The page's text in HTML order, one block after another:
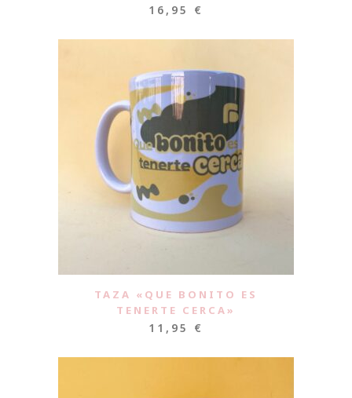
16,95 €
TAZA «QUE BONITO ES
TENERTE CERCA»
11,95 €